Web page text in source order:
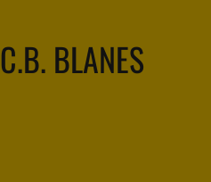
C.B. BLANES